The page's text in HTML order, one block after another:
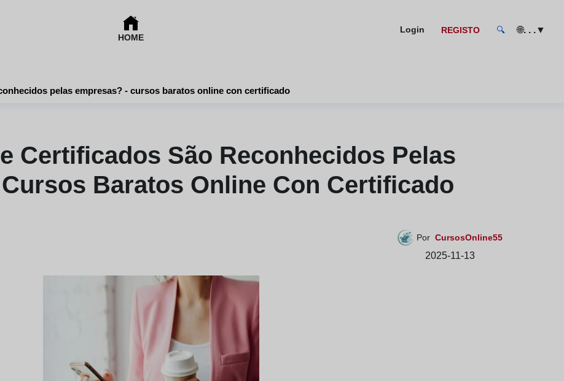
HOME
Login REGISTO 🔍 🌐. . .▼
Cursos online certificados são reconhecidos pelas empresas? - cursos baratos online con certificado
Certificados São Reconhecidos Pelas
Baratos Online Con Certificado
Por CursosOnline55
2025-11-13